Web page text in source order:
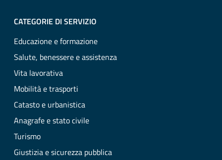
CATEGORIE DI SERVIZIO
Educazione e formazione
Salute, benessere e assistenza
Vita lavorativa
Mobilità e trasporti
Catasto e urbanistica
Anagrafe e stato civile
Turismo
Giustizia e sicurezza pubblica